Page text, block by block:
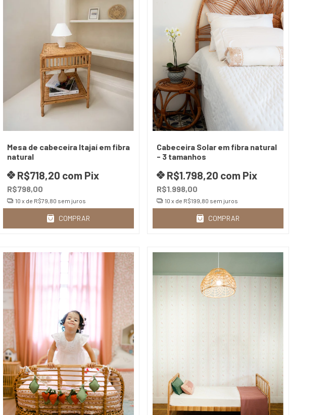
Mesa de cabeceira Itajaí em fibra
natural
R$798,00
R$718,20 com Pix
10 x de R$79,80 sem juros
COMPRAR
Cabeceira Solar em fibra natural
- 3 tamanhos
R$1.998,00
R$1.798,20 com Pix
10 x de R$199,80 sem juros
COMPRAR